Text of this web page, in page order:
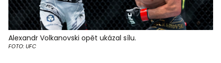
Alexandr Volkanovski opět ukázal sílu.
FOTO: UFC